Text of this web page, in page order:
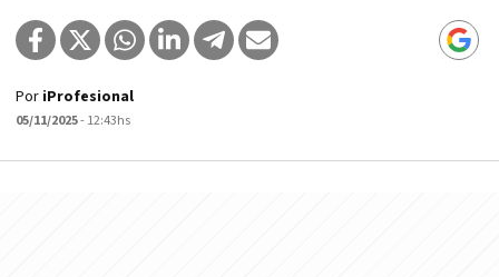
Por iProfesional
05/11/2025- 12:43hs